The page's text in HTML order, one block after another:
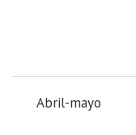
Abril-mayo